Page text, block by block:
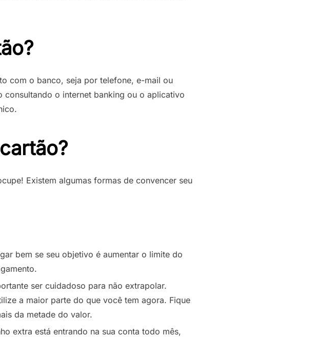
com o banco, seja por telefone, e-mail ou
o internet banking ou o aplicativo
Existem algumas formas de convencer seu
bem se seu objetivo é aumentar o limite do
ser cuidadoso para não extrapolar.
a maior parte do que você tem agora. Fique
da metade do valor.
extra está entrando na sua conta todo mês,